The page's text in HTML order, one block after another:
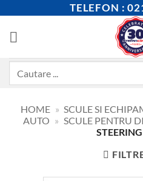
content
TELEFON :
HOME » SCULE SI
AUTO » SCULE PENTRU